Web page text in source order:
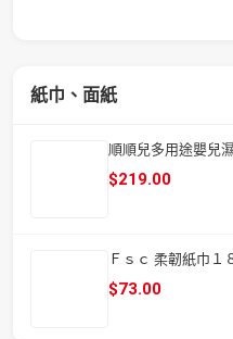
紙巾、面紙
順順兒多用途嬰兒
$219.00
Ｆｓｃ 柔韌紙巾１
$73.00